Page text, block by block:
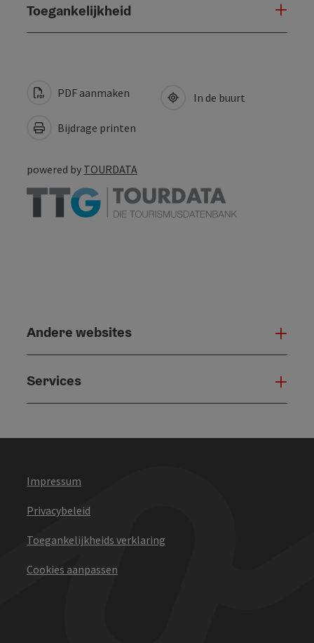
Toegankelijkheid
PDF aanmaken
Bijdrage printen
In de buurt
powered by TOURDATA
Andere websites
Services
Impressum
Privacybeleid
Toegankelijkheids verklaring
Cookies aanpassen